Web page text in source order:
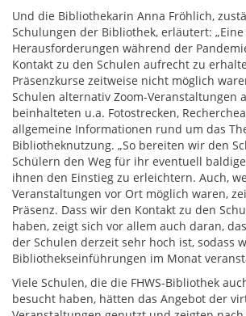
Und die Bibliothekarin Anna Fröhlich,
Schulungen der Bibliothek, erläutert:
Herausforderungen während der
Kontakt zu den Schulen aufrecht zu
Präsenzkurse zeitweise nicht möglich
Schulen alternativ Zoom-Veranstaltungen
beinhalteten u.a. Fotostrecken,
allgemeine Informationen rund um das
Bibliotheknutzung. „So bereiten wir den
Schülern den Weg für ihr eventuell
ihnen den Einstieg zu erleichtern. Auch,
Veranstaltungen vor Ort möglich waren,
Präsenz. Dass wir den Kontakt zu den
haben, zeigt sich vor allem auch daran,
der Schulen derzeit sehr hoch ist, sodass
Bibliothekseinführungen im Monat
Viele Schulen, die die FHWS-Bibliothek
besucht haben, hätten das Angebot der